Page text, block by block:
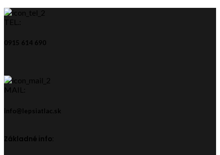
TEL.:
0915 614 690
MAIL:
info@lepsiatlac.sk
Základné info: